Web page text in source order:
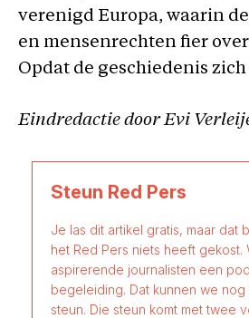
verenigd Europa, waarin
en mensenrechten fier
Opdat de geschiedenis
Eindredactie door Evi
Steun Red Pers
Je las dit artikel gratis, maar dat
het Red Pers niets heeft gekost.
aspirerende journalisten een
begeleiding. Dat kunnen we
steun. Die steun komt met twee